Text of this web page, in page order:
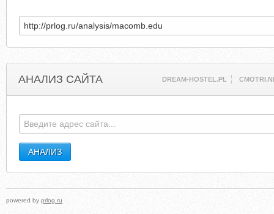
АНАЛИЗ САЙТА DREAM-HOSTEL.PL
powered by prlog.ru